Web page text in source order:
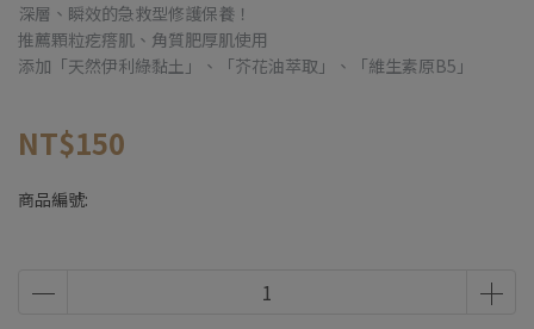
深層、瞬效的急救型修護保養！
推薦顆粒疙瘩肌、角質肥厚肌使用
添加「天然伊利綠黏土」、「芥花油萃取」、「維生素原B5」
NT$150
商品編號: